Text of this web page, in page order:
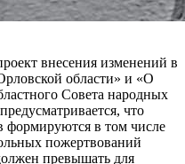
внесения изменений в
области» и «О
Совета народных
что
формируются в том числе
пожертвований
превышать для